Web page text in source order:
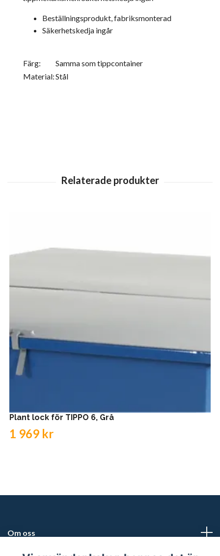
Beställningsprodukt, fabriksmonterad
Säkerhetskedja ingår
Färg:
Samma som tippcontainer
Material:Stål
Plant lock för TIPPO 6, Grå
1 969 kr
Om oss